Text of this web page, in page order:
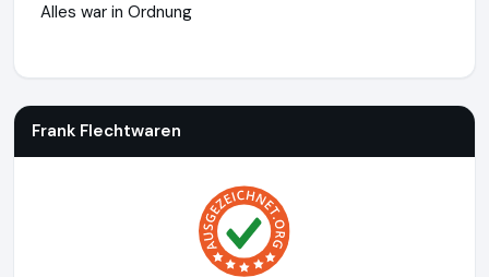
Alles war in Ordnung
Frank Flechtwaren